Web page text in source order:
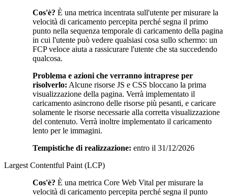
Cos'è? È una metrica incentrata sull'utente per misurare la
velocità di caricamento percepita perché segna il primo
punto nella sequenza temporale di caricamento della pagina
in cui l'utente può vedere qualsiasi cosa sullo schermo: un
FCP veloce aiuta a rassicurare l'utente che sta succedendo
qualcosa.
Problema e azioni che verranno intraprese per
risolverlo: Alcune risorse JS e CSS bloccano la prima
visualizzazione della pagina. Verrà implementato il
caricamento asincrono delle risorse più pesanti, e caricare
solamente le risorse necessarie alla corretta visualizzazione
del contenuto. Verrà inoltre implementato il caricamento
lento per le immagini.
Tempistiche di realizzazione: entro il 31/12/2026
Largest Contentful Paint (LCP)
Cos'è? È una metrica Core Web Vital per misurare la
velocità di caricamento percepita perché segna il punto